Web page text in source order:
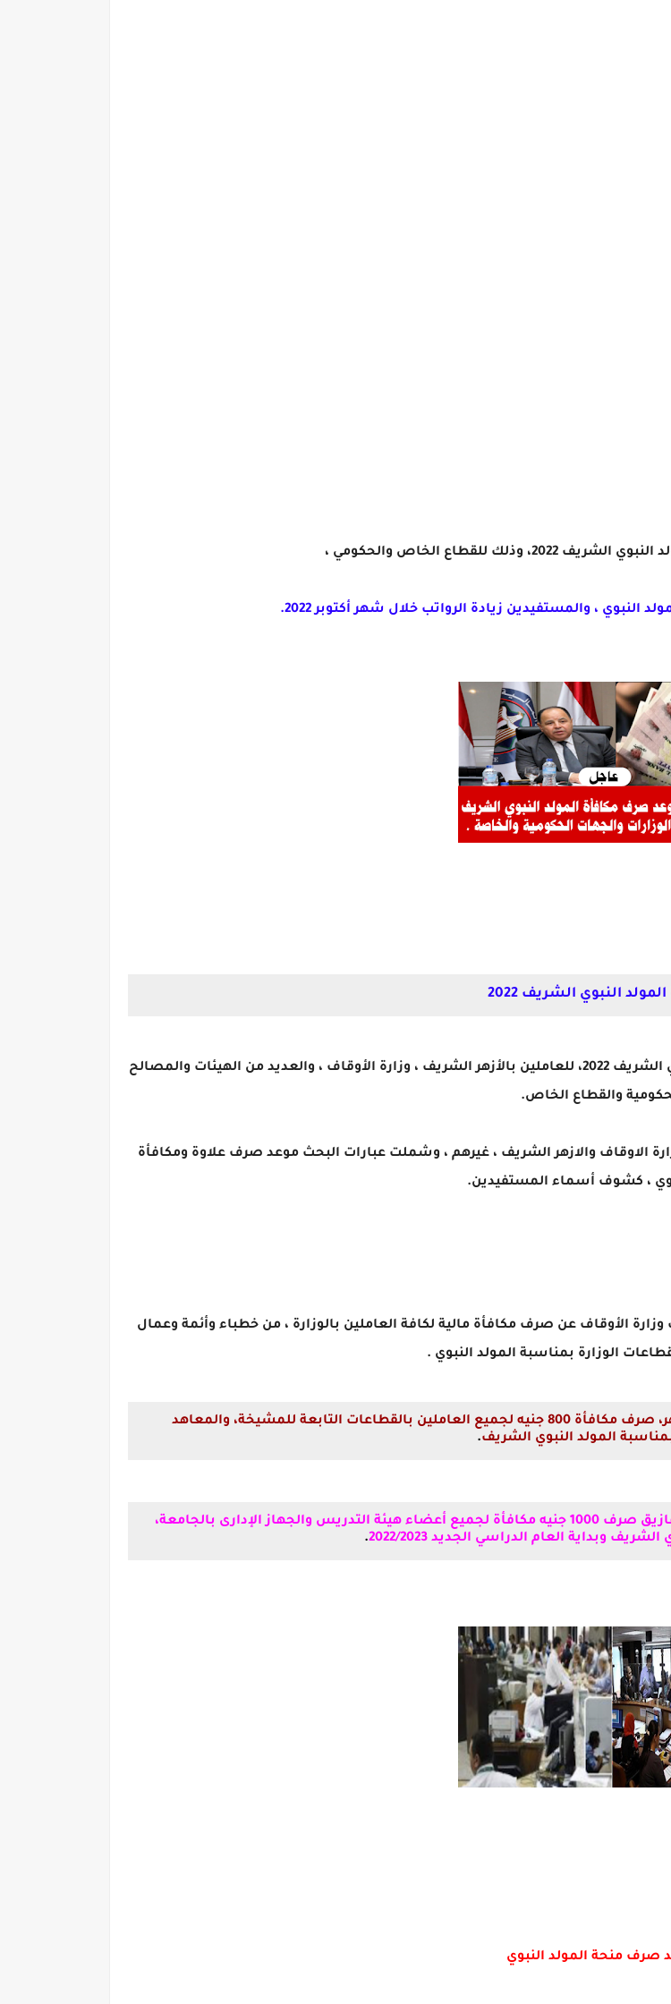
للقطاع الخاص والحكومي ،
، والمستفيدين زيادة الرواتب خلال شهر أكتوبر 2022.
النبوي الشريف 2022
من خلال هذا المقال نسرد لكم تفاصيل صرف مكافأة المولد النبوي الشريف 2022، للعاملين بالأزهر الشريف ، وزارة الأوقاف ، والعديد من الهيئات والمصالح
والقطاع الخاص.
الاوقاف والازهر الشريف ، غيرهم ، وشملت عبارات البحث موعد صرف علاوة ومكافأة
، كشوف أسماء المستفيدين.
بالمولد النبوي في 8 أكتوبر 2022 ، فقد أعلنت وزارة الأوقاف عن صرف مكافأة مالية لكافة العاملين بالوزارة ، من خطباء وأئمة وعمال
الوزارة بمناسبة المولد النبوي .
كما قرر فضيلة الإمام الأكبر الدكتور أحمد الطيب، شيخ الأزهر، صرف مكافأة 800 جنيه لجميع العاملين بالقطاعات التابعة للمشيخة، والمعاهد
بمناسبة المولد النبوي الشريف.
كما قرر الدكتور عاطف حسين ،القائم بأعمال رئيس جامعة الزقازيق صرف 1000 جنيه مكافأة لجميع أعضاء هيئة التدريس والجهاز الإدارى بالجامعة،
وبداية العام الدراسي الجديد 2022/2023
.
صرف منحة المولد النبوي